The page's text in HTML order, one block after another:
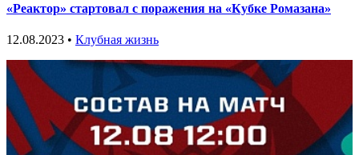
«Реактор» стартовал с поражения на «Кубке Ромазана»
12.08.2023 • Клубная жизнь